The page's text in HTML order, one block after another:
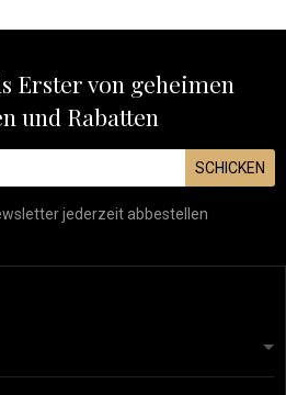
Erster von geheimen
und Rabatten
SCHICKEN
jederzeit abbestellen
von 24 Stunden antworten.